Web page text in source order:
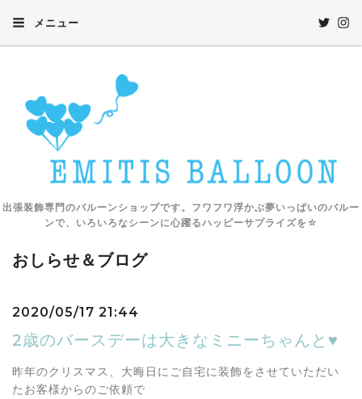
メニュー
出張装飾専門のバルーンショップです。フワフワ浮かぶ夢いっぱいのバルー
ンで、いろいろなシーンに心躍るハッピーサプライズを☆
おしらせ＆ブログ
2020/05/17 21:44
2歳のバースデーは大きなミニーちゃんと♥
昨年のクリスマス、大晦日にご自宅に装飾をさせていただい
たお客様からのご依頼で